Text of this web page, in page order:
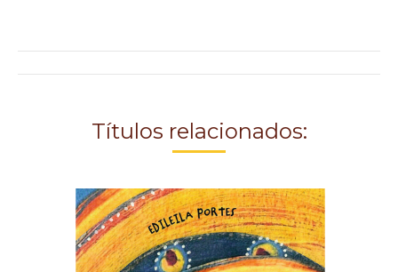
Títulos relacionados: